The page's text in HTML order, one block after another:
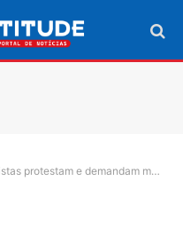
e demandam melhoria urgente na BR-010 em Rio Sono